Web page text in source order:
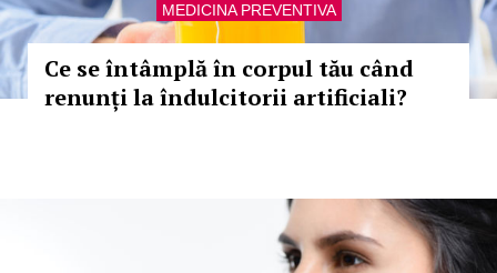
MEDICINA PREVENTIVA
Ce se întâmplă în corpul tău când
renunți la îndulcitorii artificiali?